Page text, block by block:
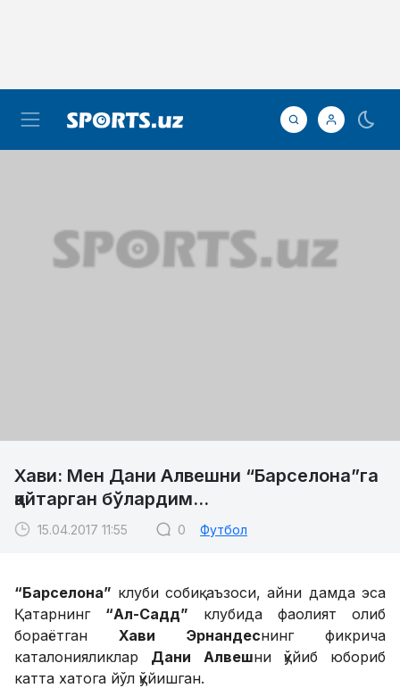
Хави: Мен Дани Алвешни “Барселона”га
қайтарган бўлардим...
15.04.2017 11:55 0 Футбол
“Барселона” клуби собиқ аъзоси, айни дамда эса
Қатарнинг “Ал-Садд” клубида фаолият олиб
бораётганХави Эрнандеснинг фикрича
каталонияликлар Дани Алвешни қўйиб юбориб
катта хатога йўл қўйишган.